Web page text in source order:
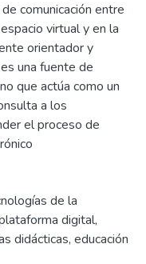
comunicación entre
virtual y en la
orientador y
una fuente de
que actúa como un
a los
el proceso de
de la
digital,
didácticas, educación